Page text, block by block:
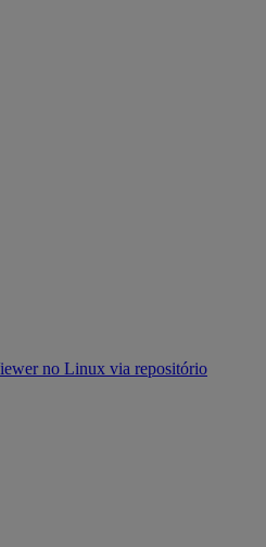
no Linux via repositório